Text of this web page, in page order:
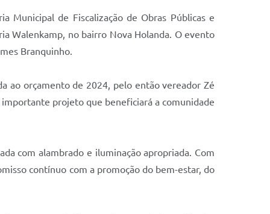
Municipal de Fiscalização de Obras Públicas e
Walenkamp, no bairro Nova Holanda. O evento
Branquinho.
ao orçamento de 2024, pelo então vereador Zé
projeto que beneficiará a comunidade
com alambrado e iluminação apropriada. Com
contínuo com a promoção do bem-estar, do